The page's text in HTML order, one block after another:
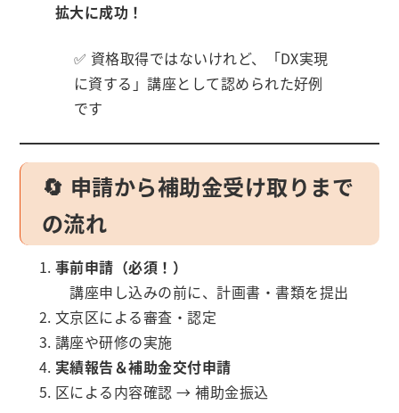
拡大に成功！
✅ 資格取得ではないけれど、「DX実現
に資する」講座として認められた好例
です
🔄 申請から補助金受け取りまで
の流れ
事前申請（必須！）
講座申し込みの前に、計画書・書類を提出
文京区による審査・認定
講座や研修の実施
実績報告＆補助金交付申請
区による内容確認 → 補助金振込